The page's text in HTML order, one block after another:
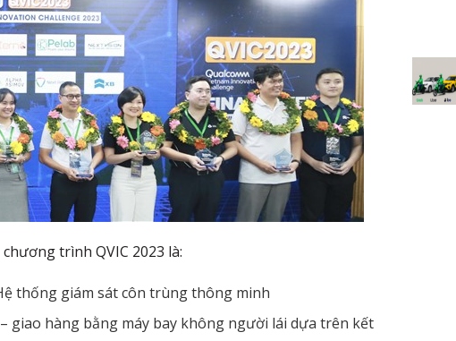
trình QVIC 2023 là:
thống giám sát côn trùng thông minh
giao hàng bằng máy bay không người lái dựa trên kết